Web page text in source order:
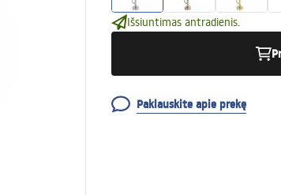
Išsiuntimas antradienis.
Paklauskite apie prekę